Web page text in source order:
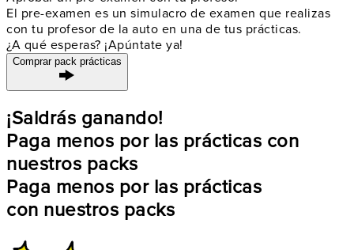
El pre-examen es un simulacro de examen que realizas
con tu profesor de la auto en una de tus prácticas.
¿A qué esperas? ¡Apúntate ya!
Comprar pack prácticas
¡Saldrás ganando!
Paga menos por las prácticas con
nuestros packs
Paga menos por las prácticas
con nuestros packs